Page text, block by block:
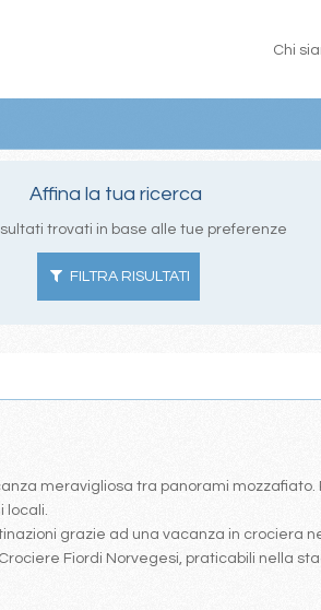
Chi
Affina la tua ricerca
trovati in base alle tue preferenze
FILTRA RISULTATI
meravigliosa tra panorami
locali.
grazie ad una vacanza in crociera
Fiordi Norvegesi, praticabili nella